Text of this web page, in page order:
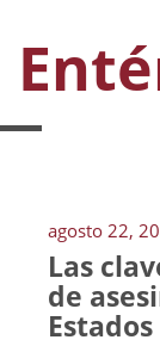
agosto 22,
Las
de